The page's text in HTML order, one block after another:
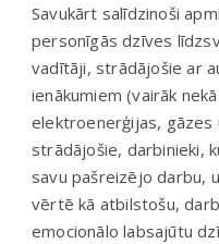
Savukārt salīdzinoši
personīgās dzīves
vadītāji, strādājošie ar
ienākumiem (vairāk
elektroenerģijas, gāzes
strādājošie, darbinieki,
savu pašreizējo darbu,
vērtē kā atbilstošu,
emocionālo labsajūtu